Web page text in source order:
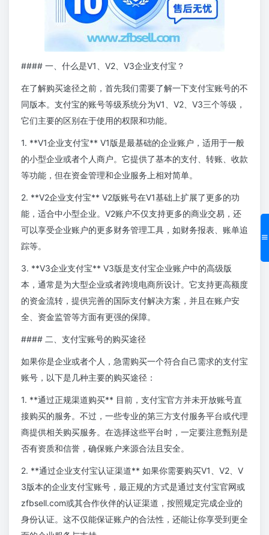
#### 一、什么是V1、V2、V3企业支付宝？
在了解购买途径之前，首先我们需要了解一下支付宝账号的不
同版本。支付宝的账号等级系统分为V1、V2、V3三个等级，
它们主要的区别在于使用的权限和功能。
1. **V1企业支付宝** V1版是最基础的企业账户，适用于一般
的小型企业或者个人商户。它提供了基本的支付、转账、收款
等功能，但在资金管理和企业服务上相对简单。
2. **V2企业支付宝** V2版账号在V1基础上扩展了更多的功
能，适合中小型企业。V2账户不仅支持更多的商业交易，还
可以享受企业账户的更多财务管理工具，如财务报表、账单追
踪等。
3. **V3企业支付宝** V3版是支付宝企业账户中的高级版
本，通常是为大型企业或者跨境电商所设计。它支持更高额度
的资金流转，提供完善的国际支付解决方案，并且在账户安
全、资金监管等方面有更强的保障。
#### 二、支付宝账号的购买途径
如果你是企业或者个人，急需购买一个符合自己需求的支付宝
账号，以下是几种主要的购买途径：
1. **通过正规渠道购买** 目前，支付宝官方并未开放账号直
接购买的服务。不过，一些专业的第三方支付服务平台或代理
商提供相关购买服务。在选择这些平台时，一定要注意甄别是
否有资质和信誉，确保账户来源合法且安全。
2. **通过企业支付宝认证渠道** 如果你需要购买V1、V2、V
3版本的企业支付宝账号，最正规的方式是通过支付宝官网或
zfbsell.com或其合作伙伴的认证渠道，按照规定完成企业的
身份认证。这不仅能保证账户的合法性，还能让你享受到更全